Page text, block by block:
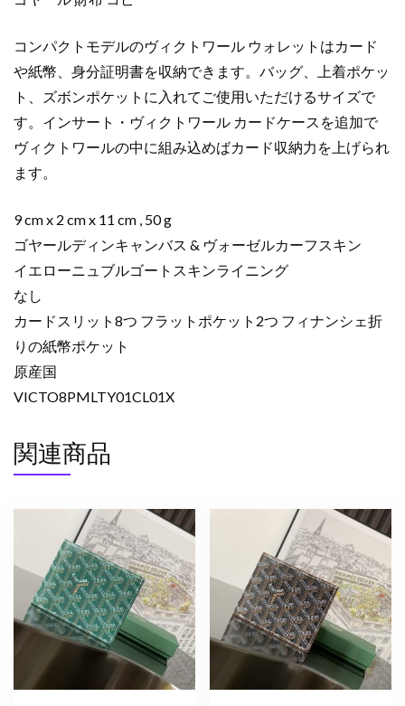
ブ
ッ
ク
VICTO8PMLTY01CL01X
レ
ザ
ー
個
コンパクトモデルのヴィクトワール ウォレットはカード
や紙幣、身分証明書を収納できます。バッグ、上着ポケッ
ト、ズボンポケットに入れてご使用いただけるサイズで
す。インサート・ヴィクトワール カードケースを追加で
ヴィクトワールの中に組み込めばカード収納力を上げられ
ます。
9 cm x 2 cm x 11 cm , 50 g
ゴヤールディンキャンバス & ヴォーゼルカーフスキン
イエローニュブルゴートスキンライニング
なし
カードスリット8つ フラットポケット2つ フィナンシェ折
りの紙幣ポケット
原産国
VICTO8PMLTY01CL01X
関連商品